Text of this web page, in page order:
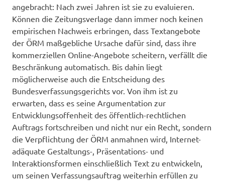
angebracht: Nach zwei Jahren ist sie zu evaluieren.
Können die Zeitungsverlage dann immer noch keinen
empirischen Nachweis erbringen, dass Textangebote
der ÖRM maßgebliche Ursache dafür sind, dass ihre
kommerziellen Online-Angebote scheitern, verfällt die
Beschränkung automatisch. Bis dahin liegt
möglicherweise auch die Entscheidung des
Bundesverfassungsgerichts vor. Von ihm ist zu
erwarten, dass es seine Argumentation zur
Entwicklungsoffenheit des öffentlich-rechtlichen
Auftrags fortschreiben und nicht nur ein Recht, sondern
die Verpflichtung der ÖRM anmahnen wird, Internet-
adäquate Gestaltungs-, Präsentations- und
Interaktionsformen einschließlich Text zu entwickeln,
um seinen Verfassungsauftrag weiterhin erfüllen zu